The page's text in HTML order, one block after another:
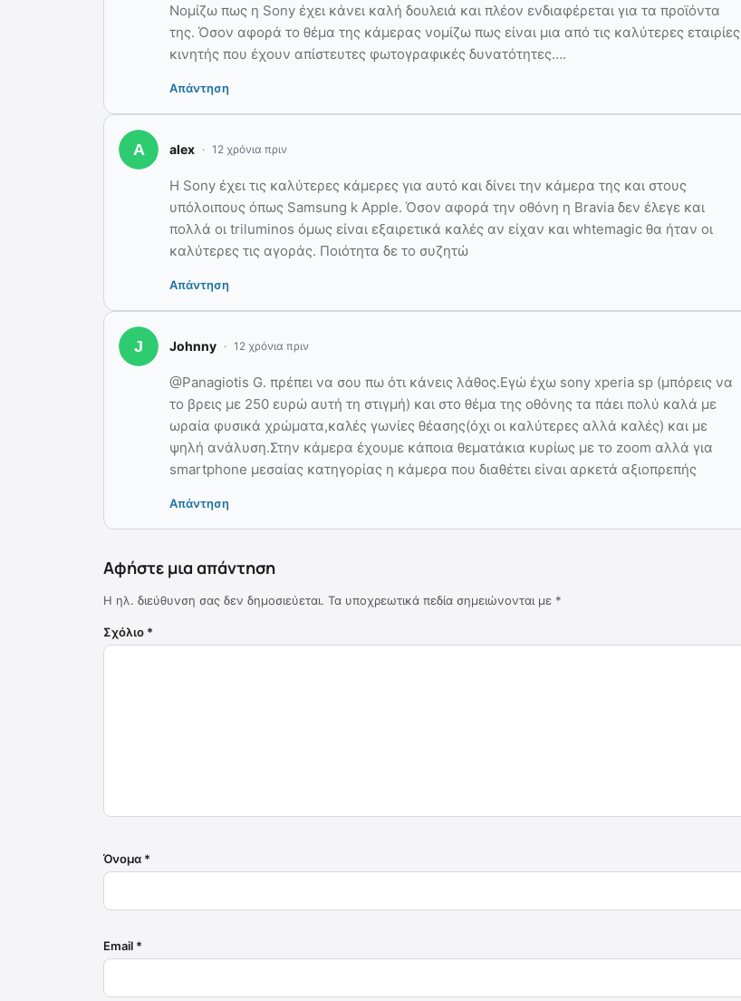
Νομίζω πως η Sony έχει κάνει καλή δουλειά και πλέον ενδιαφέρεται για τα προϊόντα
της. Όσον αφορά το θέμα της κάμερας νομίζω πως είναι μια από τις καλύτερες εταιρίες
κινητής που έχουν απίστευτες φωτογραφικές δυνατότητες….
Απάντηση
alex 12 χρόνια πριν
Η Sony έχει τις καλύτερες κάμερες για αυτό και δίνει την κάμερα της και στους
υπόλοιπους όπως Samsung k Apple. Όσον αφορά την οθόνη η Bravia δεν έλεγε και
πολλά οι triluminos όμως είναι εξαιρετικά καλές αν είχαν και whtemagic θα ήταν οι
καλύτερες τις αγοράς. Ποιότητα δε το συζητώ
Απάντηση
Johnny 12 χρόνια πριν
@Panagiotis G. πρέπει να σου πω ότι κάνεις λάθος.Εγώ έχω sony xperia sp (μπόρεις να
το βρεις με 250 ευρώ αυτή τη στιγμή) και στο θέμα της οθόνης τα πάει πολύ καλά με
ωραία φυσικά χρώματα,καλές γωνίες θέασης(όχι οι καλύτερες αλλά καλές) και με
ψηλή ανάλυση.Στην κάμερα έχουμε κάποια θεματάκια κυρίως με το zoom αλλά για
smartphone μεσαίας κατηγορίας η κάμερα που διαθέτει είναι αρκετά αξιοπρεπής
Απάντηση
Αφήστε μια απάντηση
Η ηλ. διεύθυνση σας δεν δημοσιεύεται. Τα υποχρεωτικά πεδία σημειώνονται με *
Σχόλιο *
Όνομα *
Email *